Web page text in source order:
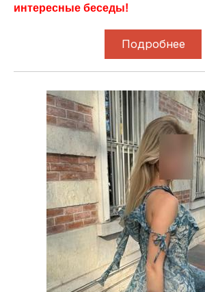
интересные беседы!
Подробнее